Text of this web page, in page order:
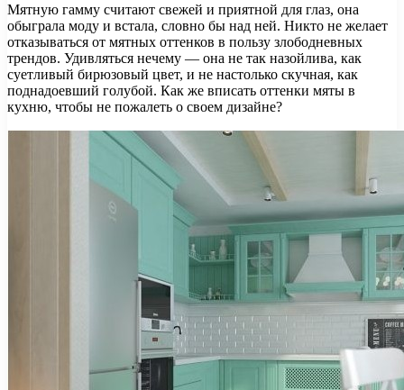
Мятную гамму считают свежей и приятной для глаз, она
обыграла моду и встала, словно бы над ней. Никто не желает
отказываться от мятных оттенков в пользу злободневных
трендов. Удивляться нечему — она не так назойлива, как
суетливый бирюзовый цвет, и не настолько скучная, как
поднадоевший голубой. Как же вписать оттенки мяты в
кухню, чтобы не пожалеть о своем дизайне?